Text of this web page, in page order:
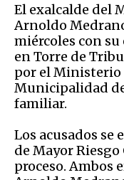
El exalcalde del
Arnoldo
miércoles con
en Torre de
por el Ministerio
Municipalidad
familiar.
Los acusados se
de Mayor Riesgo
proceso. Ambos